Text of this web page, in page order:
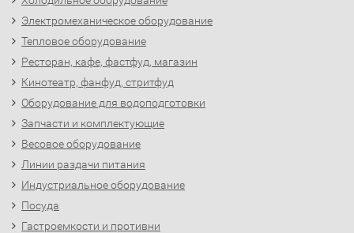
Электромеханическое оборудование
Тепловое оборудование
Ресторан, кафе, фастфуд, магазин
Кинотеатр, фанфуд, стритфуд
Оборудование для водоподготовки
Запчасти и комплектующие
Весовое оборудование
Линии раздачи питания
Индустриальное оборудование
Посуда
Гастроемкости и противни